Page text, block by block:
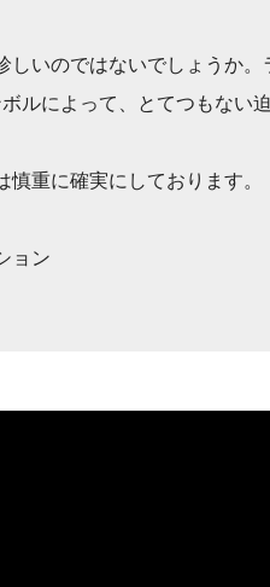
いのではないでしょうか。
ルによって、とてつもない迫
重に確実にしております。
ョン